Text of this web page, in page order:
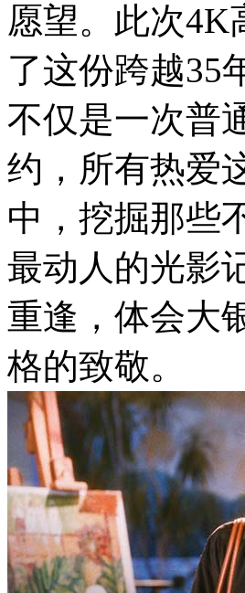
愿望。此次4K
了这份跨越35
不仅是一次普
约，所有热爱
中，挖掘那些
最动人的光影
重逢，体会大
格的致敬。